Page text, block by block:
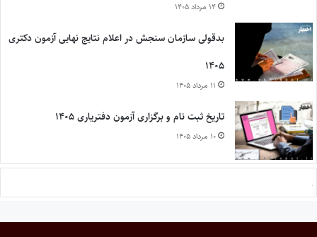
۱۴ مرداد ۱۴۰۵
بدقولی سازمان سنجش در اعلام نتایج نهایی آزمون دکتری
۱۴۰۵
۱۱ مرداد ۱۴۰۵
تاریخ ثبت نام و برگزاری آزمون دفتریاری ۱۴۰۵
۱۰ مرداد ۱۴۰۵